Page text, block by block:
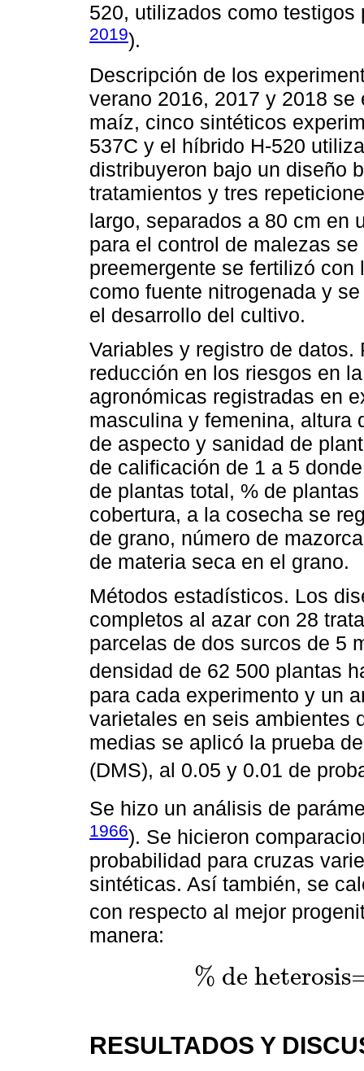
520, utilizados como testigos
2019).
Descripción de los
verano 2016, 2017 y 2018
maíz, cinco sintéticos
537C y el híbrido H-520
distribuyeron bajo un diseño
tratamientos y tres
largo, separados a 80 cm en
para el control de malezas
preemergente se fertilizó
como fuente nitrogenada y
el desarrollo del cultivo.
Variables y registro de
reducción en los riesgos en
agronómicas registradas en
masculina y femenina, altura
de aspecto y sanidad de
de calificación de 1 a 5
de plantas total, % de
cobertura, a la cosecha se
de grano, número de
de materia seca en el grano.
Métodos estadísticos. Los
completos al azar con 28
parcelas de dos surcos de 5
densidad de 62 500 plantas
para cada experimento y un
varietales en seis ambientes
medias se aplicó la prueba
(DMS), al 0.05 y 0.01 de
Se hizo un análisis de
1966). Se hicieron
probabilidad para cruzas
sintéticas. Así también, se
con respecto al mejor
manera:
% de
% de heterosis=F1- mejor
RESULTADOS Y